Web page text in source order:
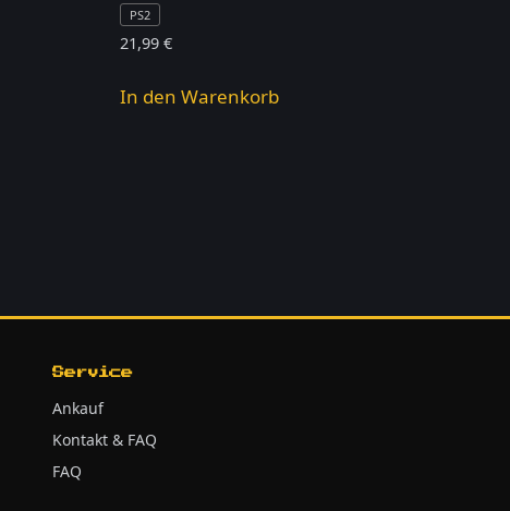
PS2
21,99€
In den Warenkorb
Service
Ankauf
Kontakt & FAQ
FAQ